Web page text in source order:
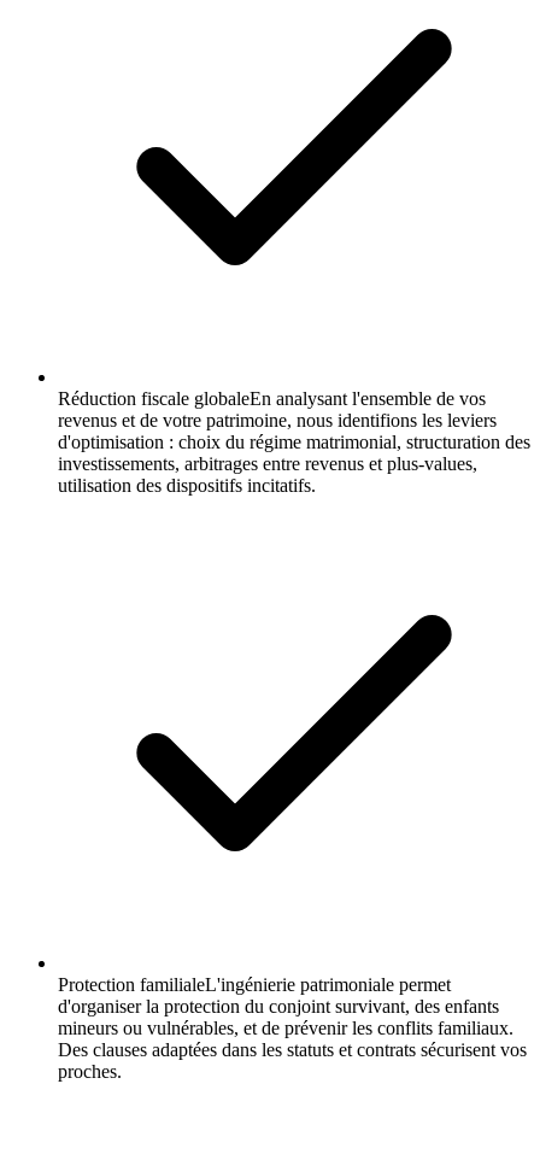
Réduction fiscale globaleEn analysant l'ensemble de vos
revenus et de votre patrimoine, nous identifions les leviers
d'optimisation : choix du régime matrimonial, structuration des
investissements, arbitrages entre revenus et plus-values,
utilisation des dispositifs incitatifs.
Protection familialeL'ingénierie patrimoniale permet
d'organiser la protection du conjoint survivant, des enfants
mineurs ou vulnérables, et de prévenir les conflits familiaux.
Des clauses adaptées dans les statuts et contrats sécurisent vos
proches.